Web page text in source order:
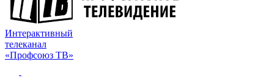
Интерактивный
телеканал
«Профсоюз ТВ»